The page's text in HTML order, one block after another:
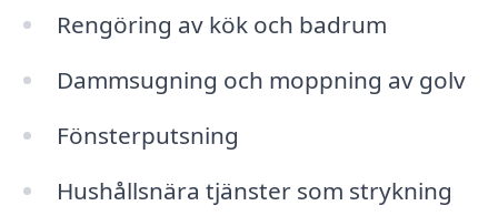
Rengöring av kök och badrum
Dammsugning och moppning av golv
Fönsterputsning
Hushållsnära tjänster som strykning